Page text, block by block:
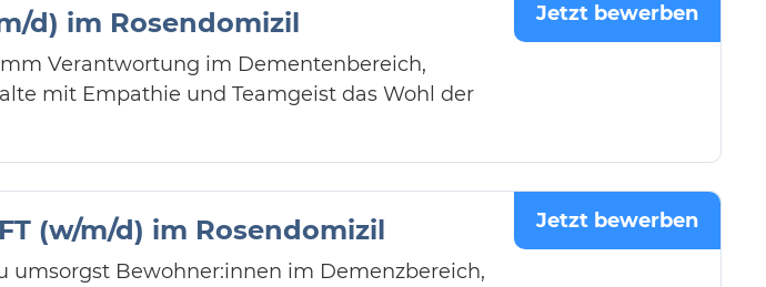
m/d) im Rosendomizil
Verantwortung im Dementenbereich,
mit Empathie und Teamgeist das Wohl der
Jetzt bewerben
(w/m/d) im Rosendomizil
umsorgst Bewohner:innen im Demenzbereich,
Jetzt bewerben